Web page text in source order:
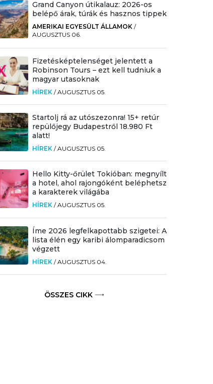
Grand Canyon útikalauz: 2026-os
belépő árak, túrák és hasznos tippek
AMERIKAI EGYESÜLT ÁLLAMOK /
AUGUSZTUS 06.
Fizetésképtelenséget jelentett a
Robinson Tours – ezt kell tudniuk a
magyar utasoknak
HÍREK /AUGUSZTUS 05.
Startolj rá az utószezonra! 15+ retúr
repülőjegy Budapestről 18.980 Ft
alatt!
HÍREK /AUGUSZTUS 05.
Hello Kitty-őrület Tokióban: megnyílt
a hotel, ahol rajongóként beléphetsz
a karakterek világába
HÍREK /AUGUSZTUS 05.
Íme 2026 legfelkapottabb szigetei: A
lista élén egy karibi álomparadicsom
végzett
HÍREK /AUGUSZTUS 04.
ÖSSZES CIKK